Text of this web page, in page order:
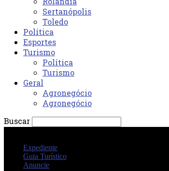
Sertanópolis
Toledo
Política
Esportes
Turismo
Política
Turismo
Geral
Agronegócio
Agronegócio
Buscar
Expediente
Guia Turístico
Anuncie